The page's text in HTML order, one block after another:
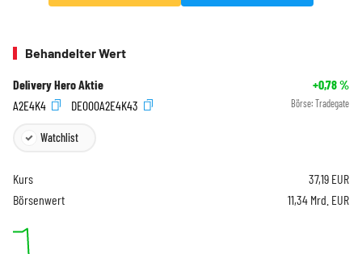
Behandelter Wert
Delivery Hero Aktie +0,78%
A2E4K4
DE000A2E4K43 Börse: Tradegate
Watchlist
Kurs 37,19 EUR
Börsenwert
11,34 Mrd. EUR